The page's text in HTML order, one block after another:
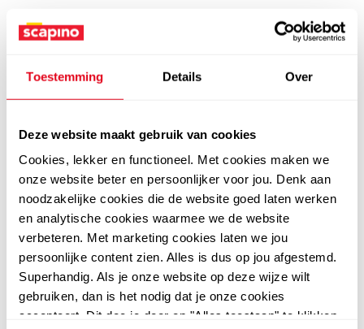
Toestemming Details Over
Deze website maakt gebruik van cookies
Cookies, lekker en functioneel. Met cookies maken we
onze website beter en persoonlijker voor jou. Denk aan
noodzakelijke cookies die de website goed laten werken
en analytische cookies waarmee we de website
verbeteren. Met marketing cookies laten we jou
persoonlijke content zien. Alles is dus op jou afgestemd.
Superhandig. Als je onze website op deze wijze wilt
gebruiken, dan is het nodig dat je onze cookies
accepteert. Dit doe je door op "Alles toestaan" te klikken.